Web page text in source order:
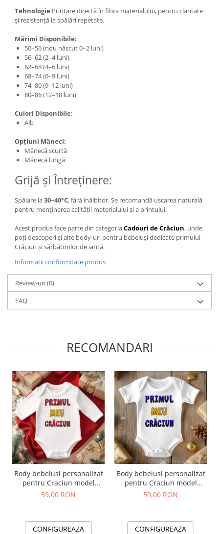
Tehnologie:Printare directă în fibra materialului, pentru claritate
și rezistență la spălări repetate.
Mărimi Disponibile:
50–56 (nou născut 0–2 luni)
56–62 (2–4 luni)
62–68 (4–6 luni)
68–74 (6–9 luni)
74–80 (9–12 luni)
80–86 (12–18 luni)
Culori Disponibile:
Alb
Opțiuni Mâneci:
Mânecă scurtă
Mânecă lungă
Grijă și Întreținere:
Spălare la30–40°C, fără înălbitor. Se recomandă uscarea naturală
pentru menținerea calității materialului și a printului.
Acest produs face parte din categoriaCadouri de Crăciun, unde
poți descoperi și alte body-uri pentru bebeluși dedicate primului
Crăciun și sărbătorilor de iarnă.
Informatii conformitate produs
Review-uri(0)
FAQ
RECOMANDARI
Body bebelusi personalizat
pentru Craciun model
Primul meu Craciun-rosu-
59,00 RON
CONFIGUREAZA
Body bebelusi personalizat
pentru Craciun model
Primul meu Craciun
59,00 RON
CONFIGUREAZA